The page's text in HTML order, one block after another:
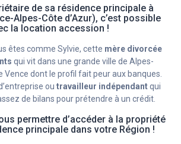
de sa résidence principale à
Alpes-Côte d’Azur), c’est possible
la location accession !
êtes comme Sylvie, cette mère divorcée
qui vit dans une grande ville de Alpes-
Vence dont le profil fait peur aux banques.
ou travailleur indépendantqui
de bilans pour prétendre à un crédit.
permettre d’accéder à la propriété
principale dans votre Région !